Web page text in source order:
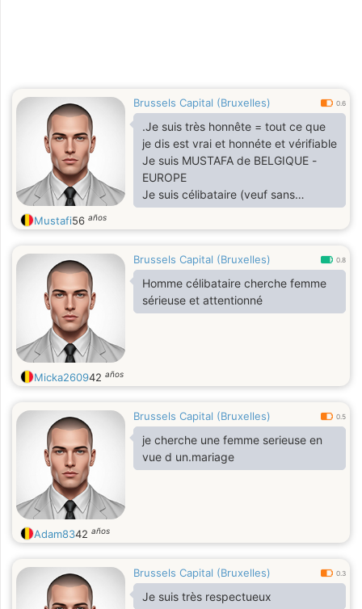
Brussels Capital (Bruxelles) 0.6
.Je suis très honnête = tout ce que
je dis est vrai et honnéte et vérifiable
Je suis MUSTAFA de BELGIQUE -
EUROPE
Je suis célibataire (veuf sans
enfants) et je vis seul
à BRUXELLES-BELGIQUE -EUROPE
BIEN ÉDUQUÉ
+ TRÈS DOUX + SPORT + très
respectueux .
Je ne fume pas et je ne bois pas
ECONOMISTE + SCIENCES
Mustafi56 años
Brussels Capital (Bruxelles) 0.8
Homme célibataire cherche femme
sérieuse et attentionné
Micka260942 años
Brussels Capital (Bruxelles) 0.5
je cherche une femme serieuse en
vue d un.mariage
Adam8342 años
Brussels Capital (Bruxelles) 0.3
Je suis très respectueux